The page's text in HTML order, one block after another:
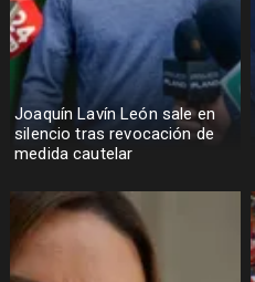
Joaquín Lavín León sale en
silencio tras revocación de
medida cautelar